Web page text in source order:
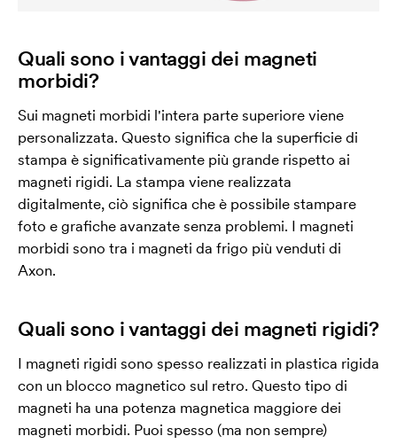
Quali sono i vantaggi dei magneti
morbidi?
Sui magneti morbidi l'intera parte superiore viene
personalizzata. Questo significa che la superficie di
stampa è significativamente più grande rispetto ai
magneti rigidi. La stampa viene realizzata
digitalmente, ciò significa che è possibile stampare
foto e grafiche avanzate senza problemi. I magneti
morbidi sono tra i magneti da frigo più venduti di
Axon.
Quali sono i vantaggi dei magneti rigidi?
I magneti rigidi sono spesso realizzati in plastica rigida
con un blocco magnetico sul retro. Questo tipo di
magneti ha una potenza magnetica maggiore dei
magneti morbidi. Puoi spesso (ma non sempre)